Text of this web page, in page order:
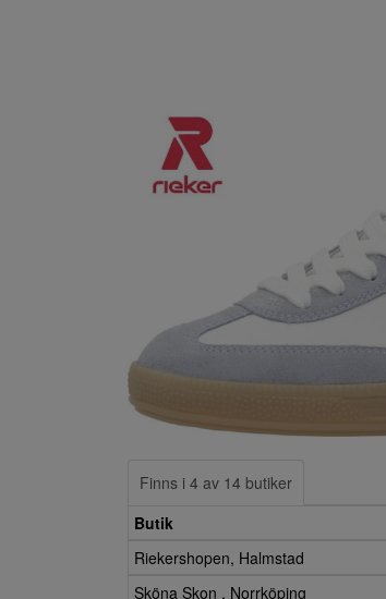
Finns i 4 av 14 butiker
Butik
Riekershopen, Halmstad
Sköna Skon , Norrköping